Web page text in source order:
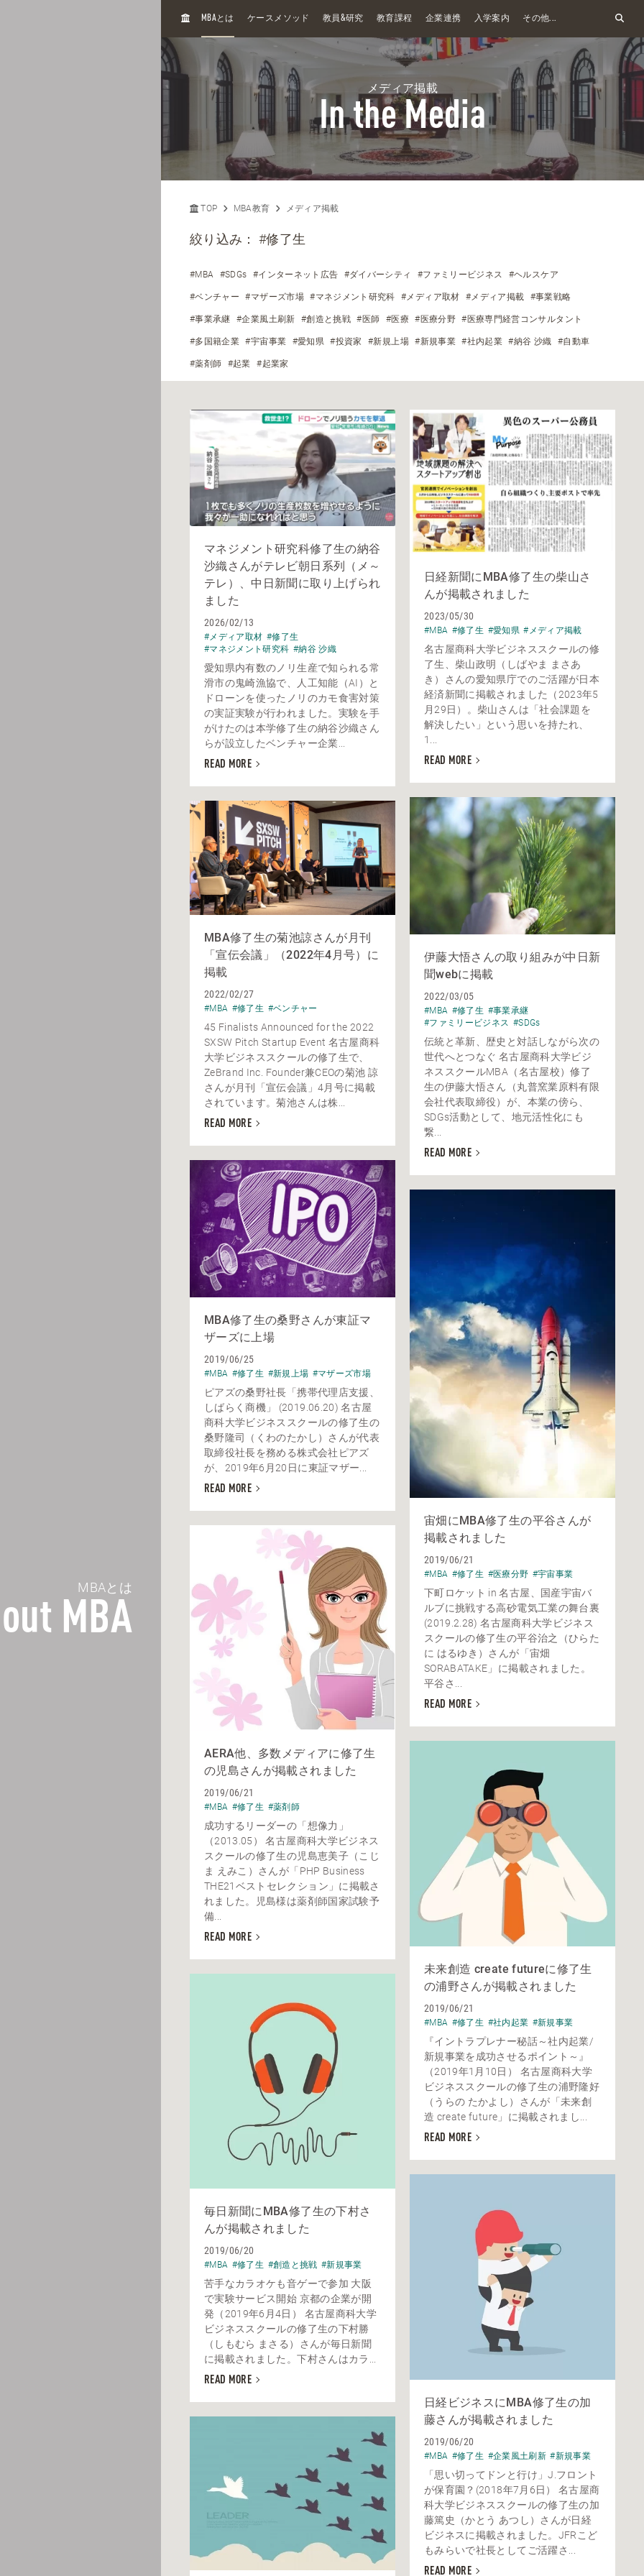
MBAとは
MBA
H
MBAとは ケースメソッド 教員&研究 教育課程 企業連携 入学案内 その他...
メディア掲載
In the Media
TOP MBA教育 メディア掲載
絞り込み：#修了生
#MBA #SDGs #インターネット広告 #ダイバーシティ #ファミリービジネス #ヘルスケア
#ベンチャー #マザーズ市場 #マネジメント研究科 #メディア取材 #メディア掲載 #事業戦略
#事業承継 #企業風土刷新 #創造と挑戦 #医師 #医療 #医療分野 #医療専門経営コンサルタント
#多国籍企業 #宇宙事業 #愛知県 #投資家 #新規上場 #新規事業 #社内起業 #納谷 沙織 #自動車
#薬剤師 #起業 #起業家
マネジメント研究科修了生の納谷
沙織さんがテレビ朝日系列（メ～
テレ）、中日新聞に取り上げられ
ました
2026/02/13
#メディア取材 #修了生
#マネジメント研究科 #納谷 沙織
愛知県内有数のノリ生産で知られる常
滑市の鬼崎漁協で、人工知能（AI）と
ドローンを使ったノリのカモ食害対策
の実証実験が行われました。実験を手
がけたのは本学修了生の納谷沙織さん
らが設立したベンチャー企業...
READ MORE
日経新聞にMBA修了生の柴山さ
んが掲載されました
2023/05/30
#MBA #修了生 #愛知県 #メディア掲載
名古屋商科大学ビジネススクールの修
了生、柴山政明（しばやま まさあ
き）さんの愛知県庁でのご活躍が日本
経済新聞に掲載されました（2023年5
月29日）。柴山さんは「社会課題を
解決したい」という思いを持たれ、
1...
READ MORE
伊藤大悟さんの取り組みが中日新
聞webに掲載
2022/03/05
#MBA #修了生 #事業承継
#ファミリービジネス #SDGs
伝統と革新、歴史と対話しながら次の
世代へとつなぐ 名古屋商科大学ビジ
ネススクールMBA（名古屋校）修了
生の伊藤大悟さん（丸普窯業原料有限
会社代表取締役）が、本業の傍ら、
SDGs活動として、地元活性化にも
繋...
READ MORE
MBA修了生の菊池諒さんが月刊
「宣伝会議」（2022年4月号）に
掲載
2022/02/27
#MBA #修了生 #ベンチャー
45 Finalists Announced for the 2022
SXSW Pitch Startup Event 名古屋商科
大学ビジネススクールの修了生で、
ZeBrand Inc. Founder兼CEOの菊池 諒
さんが月刊「宣伝会議」4月号に掲載
されています。菊池さんは株...
READ MORE
MBA修了生の桑野さんが東証マ
ザーズに上場
2019/06/25
#MBA #修了生 #新規上場 #マザーズ市場
ピアズの桑野社長「携帯代理店支援、
しばらく商機」 (2019.06.20) 名古屋
商科大学ビジネススクールの修了生の
桑野隆司（くわのたかし）さんが代表
取締役社長を務める株式会社ピアズ
が、2019年6月20日に東証マザー...
READ MORE
宙畑にMBA修了生の平谷さんが
掲載されました
2019/06/21
#MBA #修了生 #医療分野 #宇宙事業
下町ロケット in 名古屋、国産宇宙バ
ルブに挑戦する高砂電気工業の舞台裏
(2019.2.28) 名古屋商科大学ビジネス
スクールの修了生の平谷治之（ひらた
に はるゆき）さんが「宙畑
SORABATAKE」に掲載されました。
平谷さ...
READ MORE
AERA他、多数メディアに修了生
の児島さんが掲載されました
2019/06/21
#MBA #修了生 #薬剤師
成功するリーダーの「想像力」
（2013.05） 名古屋商科大学ビジネス
スクールの修了生の児島恵美子（こじ
ま えみこ）さんが「PHP Business
THE21ベストセレクション」に掲載さ
れました。児島様は薬剤師国家試験予
備...
READ MORE
未来創造 create futureに修了生
の浦野さんが掲載されました
2019/06/21
#MBA #修了生 #社内起業 #新規事業
『イントラプレナー秘話～社内起業/
新規事業を成功させるポイント～』
（2019年1月10日） 名古屋商科大学
ビジネススクールの修了生の浦野隆好
（うらの たかよし）さんが「未来創
造 create future」に掲載されまし...
READ MORE
毎日新聞にMBA修了生の下村さ
んが掲載されました
2019/06/20
#MBA #修了生 #創造と挑戦 #新規事業
苦手なカラオケも音ゲーで参加 大阪
で実験サービス開始 京都の企業が開
発（2019年6月4日） 名古屋商科大学
ビジネススクールの修了生の下村勝
（しもむら まさる）さんが毎日新聞
に掲載されました。下村さんはカラ...
READ MORE
日経ビジネスにMBA修了生の加
藤さんが掲載されました
2019/06/20
#MBA #修了生 #企業風土刷新 #新規事業
「思い切ってドンと行け」J.フロント
が保育園？(2018年7月6日） 名古屋商
科大学ビジネススクールの修了生の加
藤篤史（かとう あつし）さんが日経
ビジネスに掲載されました。JFRこど
もみらいで社長としてご活躍さ...
READ MORE